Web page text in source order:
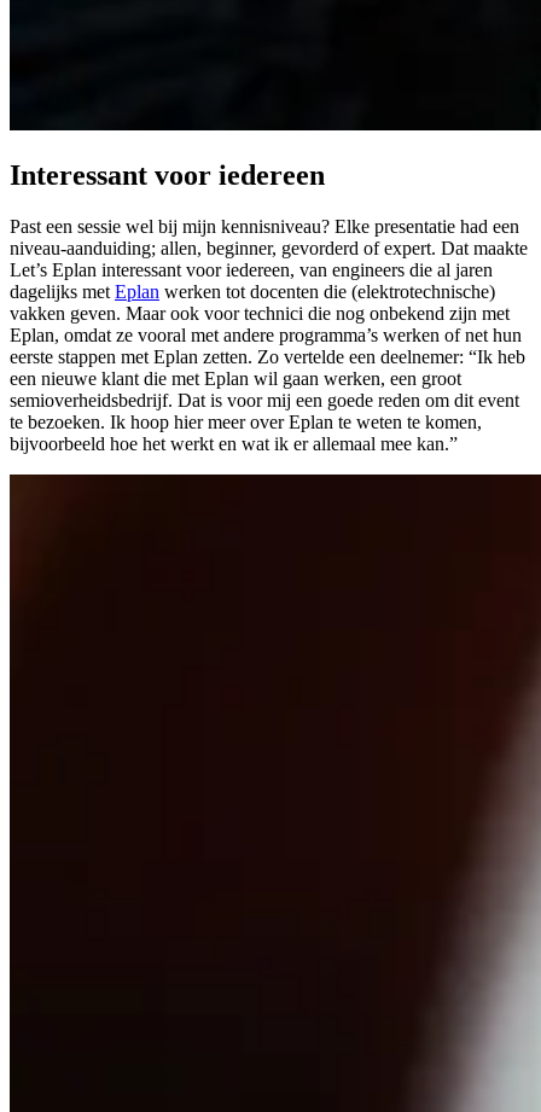
Interessant voor iedereen
Past een sessie wel bij mijn kennisniveau? Elke presentatie had een
niveau-aanduiding; allen, beginner, gevorderd of expert. Dat maakte
Let’s Eplan interessant voor iedereen, van engineers die al jaren
dagelijks met Eplan werken tot docenten die (elektrotechnische)
vakken geven. Maar ook voor technici die nog onbekend zijn met
Eplan, omdat ze vooral met andere programma’s werken of net hun
eerste stappen met Eplan zetten. Zo vertelde een deelnemer: “Ik heb
een nieuwe klant die met Eplan wil gaan werken, een groot
semioverheidsbedrijf. Dat is voor mij een goede reden om dit event
te bezoeken. Ik hoop hier meer over Eplan te weten te komen,
bijvoorbeeld hoe het werkt en wat ik er allemaal mee kan.”